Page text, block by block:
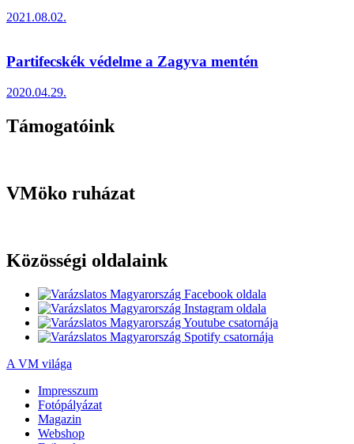
2021.08.02.
Partifecskék védelme a Zagyva mentén
2020.04.29.
Támogatóink
VMöko ruházat
Közösségi oldalaink
A VM világa
Impresszum
Fotópályázat
Magazin
Webshop